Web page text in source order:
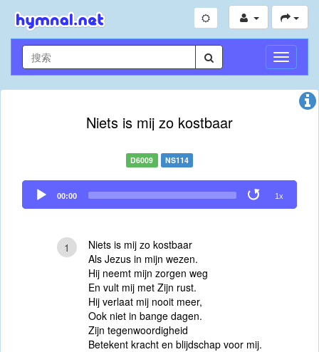
切
換
導
Niets is mij zo kostbaar
D6009 NS114
Audio
Player
00:00 1x
1
Niets is mij zo kostbaar
Als Jezus in mijn wezen.
Hij neemt mijn zorgen weg
En vult mij met Zijn rust.
Hij verlaat mij nooit meer,
Ook niet in bange dagen.
Zijn tegenwoordigheid
Betekent kracht en blijdschap voor mij.